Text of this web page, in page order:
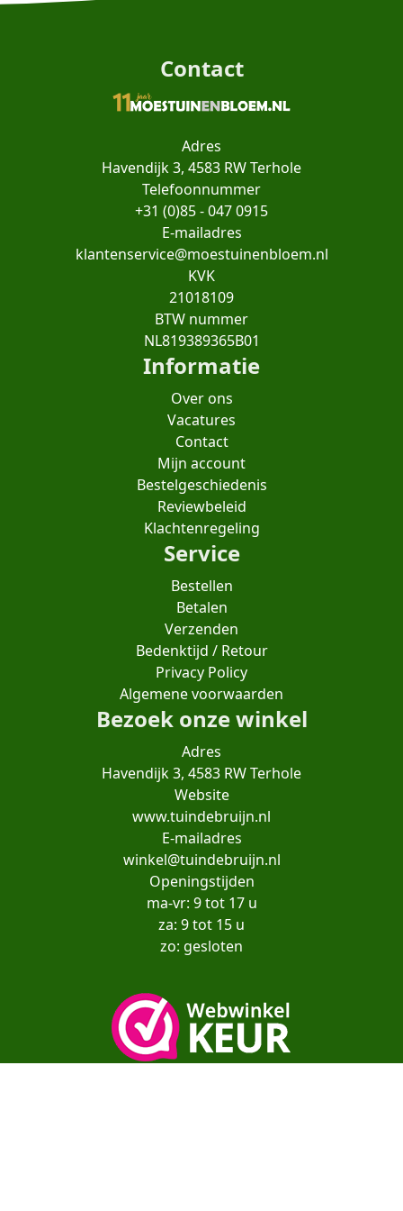
Contact
Adres
Havendijk 3, 4583 RW Terhole
Telefoonnummer
+31 (0)85 - 047 0915
E-mailadres
klantenservice@moestuinenbloem.nl
KVK
21018109
BTW nummer
NL819389365B01
Informatie
Over ons
Vacatures
Contact
Mijn account
Bestelgeschiedenis
Reviewbeleid
Klachtenregeling
Service
Bestellen
Betalen
Verzenden
Bedenktijd / Retour
Privacy Policy
Algemene voorwaarden
Bezoek onze winkel
Adres
Havendijk 3, 4583 RW Terhole
Website
www.tuindebruijn.nl
E-mailadres
winkel@tuindebruijn.nl
Openingstijden
ma-vr: 9 tot 17 u
za: 9 tot 15 u
zo: gesloten